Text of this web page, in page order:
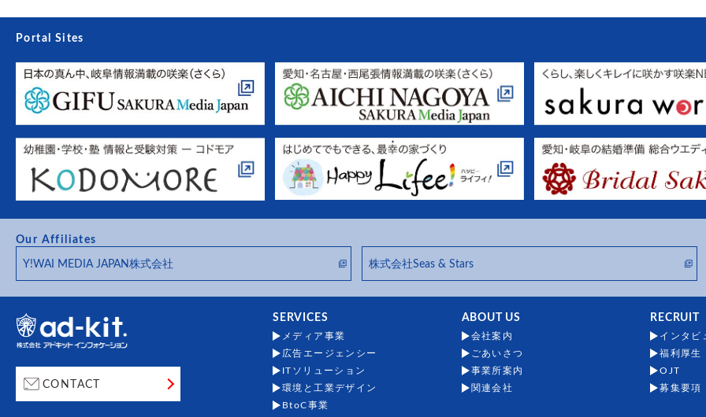
Portal Sites
Our Affiliates
Y!WAI MEDIA JAPAN株式会社 株式会社Seas & Stars
CONTACT
SERVICES
メディア事業
広告エージェンシー
ITソリューション
環境と工業デザイン
BtoC事業
ABOUT US
会社案内
ごあいさつ
事業所案内
関連会社
RECRUIT
インタビ
福利厚生
OJT
募集要項